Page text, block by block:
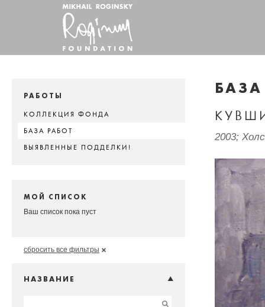
РАБОТЫ
КОЛЛЕКЦИЯ ФОНДА
БАЗА РАБОТ
ВЫЯВЛЕННЫЕ ПОДДЕЛКИ!
МОЙ СПИСОК
Ваш список пока пуст
сбросить все фильтры
НАЗВАНИЕ
2003;